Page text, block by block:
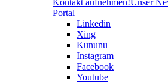
Kontakt aufnehmen!Unser
Portal
Linkedin
Xing
Kununu
Instagram
Facebook
Youtube